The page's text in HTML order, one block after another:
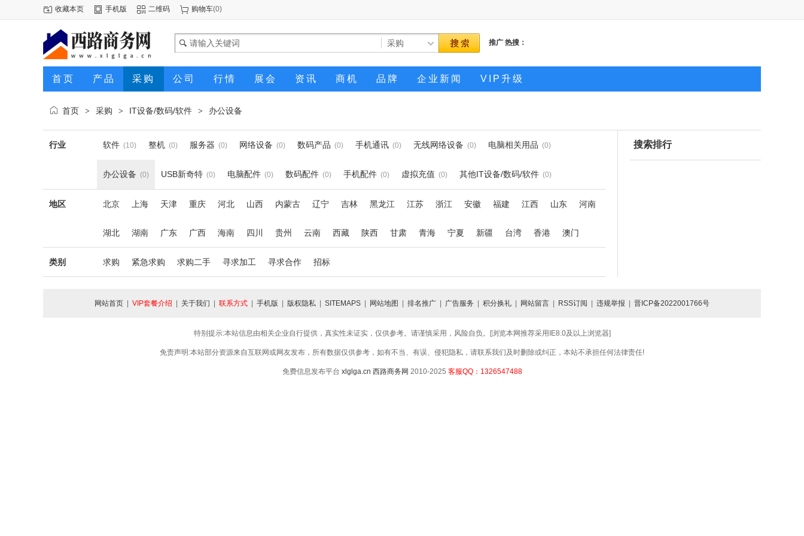
收藏本页 手机版 二维码 购物车(0)
推广 热搜：
首页 产品 采购 公司 行情 展会 资讯 商机 品牌 企业新闻 VIP升级
首页 > 采购 > IT设备/数码/软件 > 办公设备
行业 软件 (10) 整机 (0) 服务器 (0) 网络设备 (0) 数码产品 (0) 手机通讯 (0) 无线网络设备 (0) 电脑相关用品 (0)
办公设备 (0) USB新奇特 (0) 电脑配件 (0) 数码配件 (0) 手机配件 (0) 虚拟充值 (0) 其他IT设备/数码/软件 (0)
地区 北京 上海 天津 重庆 河北 山西 内蒙古 辽宁 吉林 黑龙江 江苏 浙江 安徽 福建 江西 山东 河南
湖北 湖南 广东 广西 海南 四川 贵州 云南 西藏 陕西 甘肃 青海 宁夏 新疆 台湾 香港 澳门
类别 求购 紧急求购 求购二手 寻求加工 寻求合作 招标
搜索排行
网站首页 VIP套餐介绍 关于我们 联系方式 手机版 版权隐私 SITEMAPS 网站地图 排名推广 广告服务 积分换礼 网站留言 RSS订阅 违规举报 晋ICP备2022001766号
特别提示:本站信息由相关企业自行提供，真实性未证实，仅供参考。请谨慎采用，风险自负。[浏览本网推荐采用IE8.0及以上浏览器]
免责声明:本站部分资源来自互联网或网友发布，所有数据仅供参考，如有不当、有误、侵犯隐私，请联系我们及时删除或纠正，本站不承担任何法律责任!
免费信息发布平台 xlglga.cn 西路商务网 2010-2025 客服QQ：1326547488